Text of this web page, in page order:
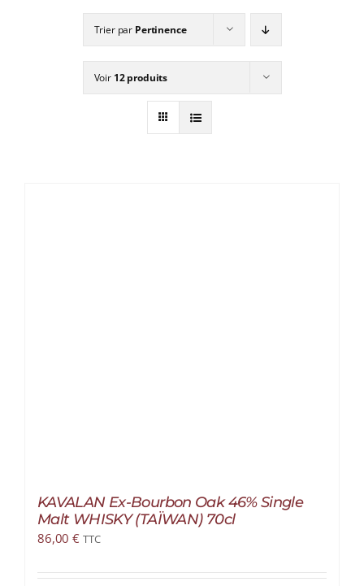
Trier par Pertinence
Voir 12 produits
KAVALAN Ex-Bourbon Oak 46% Single
Malt WHISKY (TAÏWAN) 70cl
86,00€ TTC